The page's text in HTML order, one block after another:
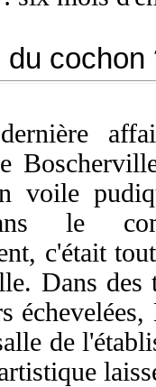
du cochon
voile
le
c'était
Dans des
de